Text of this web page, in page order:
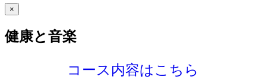
×
健康と音楽
コース内容はこちら